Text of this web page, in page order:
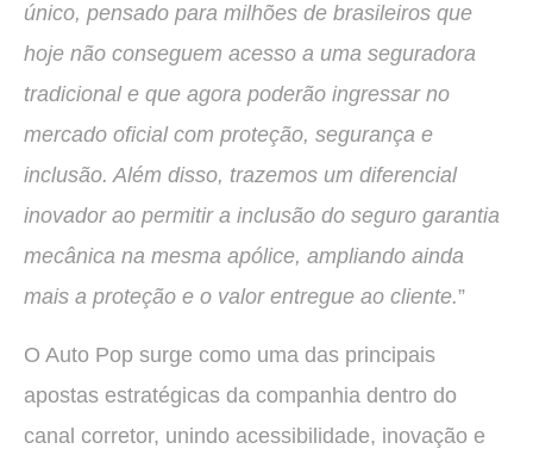
único, pensado para milhões de brasileiros que
hoje não conseguem acesso a uma seguradora
tradicional e que agora poderão ingressar no
mercado oficial com proteção, segurança e
inclusão. Além disso, trazemos um diferencial
inovador ao permitir a inclusão do seguro garantia
mecânica na mesma apólice, ampliando ainda
mais a proteção e o valor entregue ao cliente.”
O Auto Pop surge como uma das principais
apostas estratégicas da companhia dentro do
canal corretor, unindo acessibilidade, inovação e